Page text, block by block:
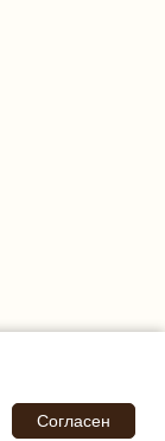
Согласен